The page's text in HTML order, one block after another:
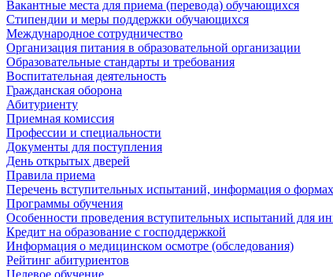
Вакантные места для приема (перевода) обучающихся
Стипендии и меры поддержки обучающихся
Международное сотрудничество
Организация питания в образовательной организации
Образовательные стандарты и требования
Воспитательная деятельность
Гражданская оборона
Абитуриенту
Приемная комиссия
Профессии и специальности
Документы для поступления
День открытых дверей
Правила приема
Перечень вступительных испытаний, информация о
Программы обучения
Особенности проведения вступительных испытаний для
Кредит на образование с господдержкой
Информация о медицинском осмотре (обследования)
Рейтинг абитуриентов
Целевое обучение